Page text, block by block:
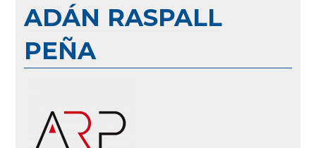
ADÁN RASPALL
PEÑA